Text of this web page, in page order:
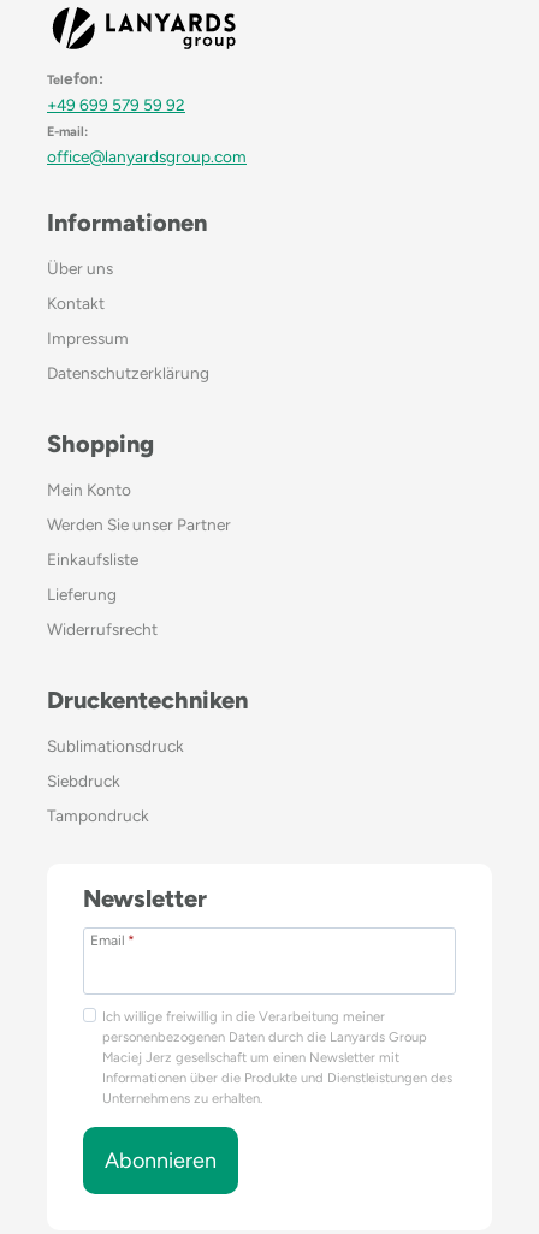
Telefon:
+49 699 579 59 92
E-mail:
office@lanyardsgroup.com
Informationen
Über uns
Kontakt
Impressum
Datenschutzerklärung
Shopping
Mein Konto
Werden Sie unser Partner
Einkaufsliste
Lieferung
Widerrufsrecht
Druckentechniken
Sublimationsdruck
Siebdruck
Tampondruck
Newsletter
Email *
Ich willige freiwillig in die Verarbeitung meiner
personenbezogenen Daten durch die Lanyards Group
Maciej Jerz gesellschaft um einen Newsletter mit
Informationen über die Produkte und Dienstleistungen des
Unternehmens zu erhalten.
Abonnieren